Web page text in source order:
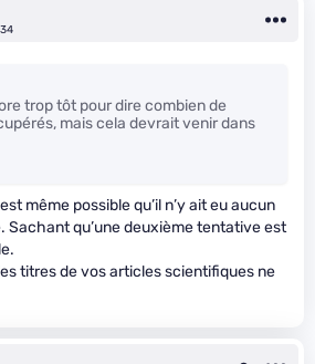
trop tôt pour dire combien de
mais cela devrait venir dans
même possible qu’il n’y ait eu aucun
qu’une deuxième tentative est
titres de vos articles scientifiques ne